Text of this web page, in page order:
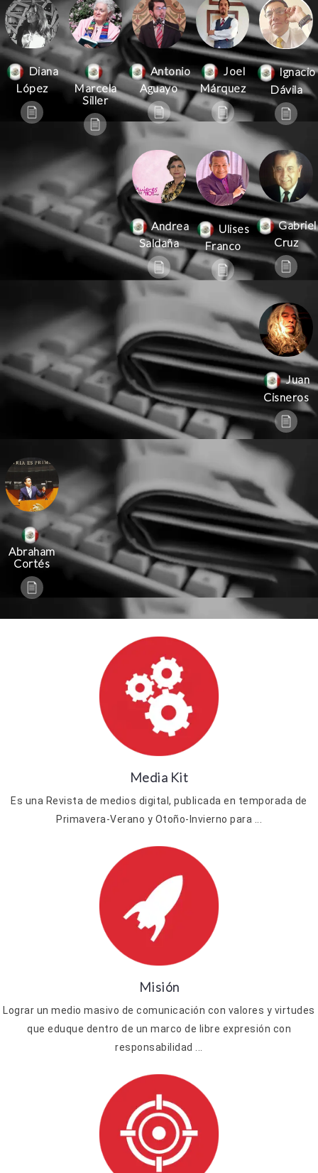
Diana
López
Marcela
Siller
Antonio
Aguayo
Joel
Márquez
Ignacio
Dávila
Andrea
Saldaña
Ulises
Franco
Gabriel
Cruz
Juan
Cisneros
Abraham
Cortés
Media Kit
Es una Revista de medios digital, publicada en temporada de
Primavera-Verano y Otoño-Invierno para ...
Misión
Lograr un medio masivo de comunicación con valores y virtudes
que eduque dentro de un marco de libre expresión con
responsabilidad ...